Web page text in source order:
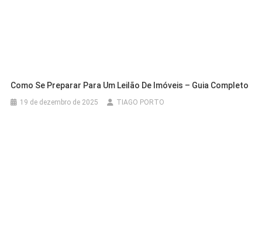
Como Se Preparar Para Um Leilão De Imóveis – Guia Completo
19 de dezembro de 2025 TIAGO PORTO